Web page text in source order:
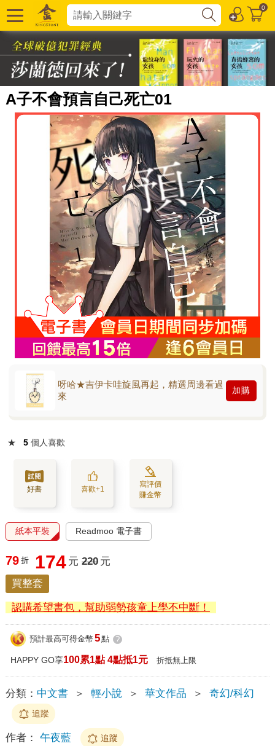
0
A子不會預言自己死亡01
呀哈★吉伊卡哇旋風再起，精選周邊看過
來
加購
★ 5 個人喜歡
好書 喜歡+1
寫評價
賺金幣
紙本平裝 Readmoo 電子書
79 折 174 元 220 元
買整套
認購希望書包，幫助弱勢孩童上學不中斷！
預計最高可得金幣 5點 ?
HAPPY GO享100累1點 4點抵1元 折抵無上限
分類： 中文書 ＞ 輕小說 ＞ 華文作品 ＞ 奇幻/科幻
追蹤
作者： 午夜藍 追蹤